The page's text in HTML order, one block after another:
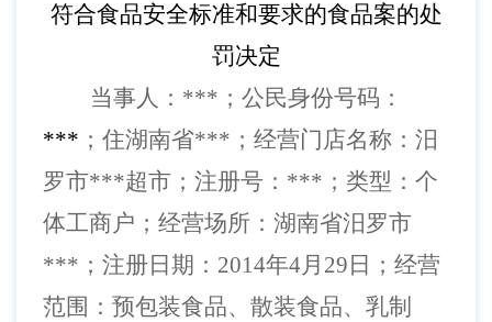
符合食品安全标准和要求的食品案的处
罚决定
当事人 ： *** ；公民身份号码：
*** ；住湖南省*** ； 经营门店名称：汨
罗市***超市； 注册号： *** ；类型：个
体工商户；经营场所：湖南省汨罗市
*** ；注册日期： 2014年4月29日；经营
范围：预包装食品、散装食品、乳制